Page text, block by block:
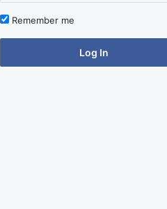
Remember me
Log In